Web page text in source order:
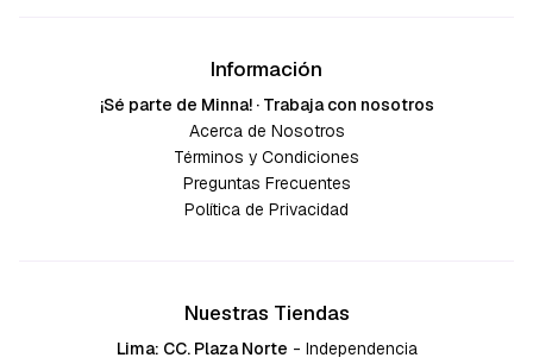
Información
¡Sé parte de Minna! · Trabaja con nosotros
Acerca de Nosotros
Términos y Condiciones
Preguntas Frecuentes
Política de Privacidad
Nuestras Tiendas
Lima: CC. Plaza Norte - Independencia